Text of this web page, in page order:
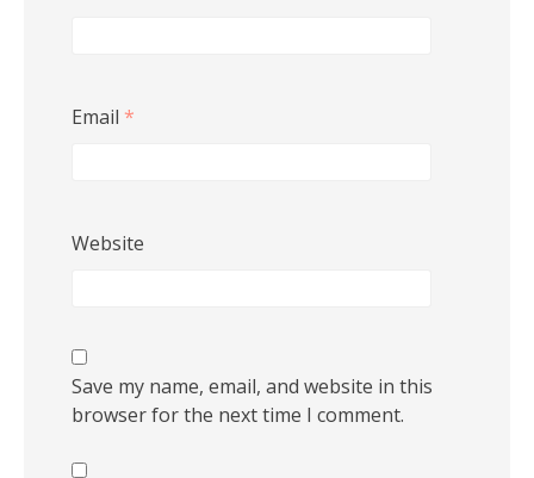
Email *
Website
Save my name, email, and website in this
browser for the next time I comment.